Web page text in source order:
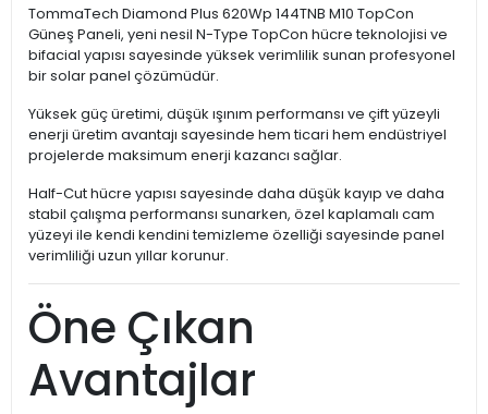
TommaTech Diamond Plus 620Wp 144TNB M10 TopCon
Güneş Paneli, yeni nesil N-Type TopCon hücre teknolojisi ve
bifacial yapısı sayesinde yüksek verimlilik sunan profesyonel
bir solar panel çözümüdür.
Yüksek güç üretimi, düşük ışınım performansı ve çift yüzeyli
enerji üretim avantajı sayesinde hem ticari hem endüstriyel
projelerde maksimum enerji kazancı sağlar.
Half-Cut hücre yapısı sayesinde daha düşük kayıp ve daha
stabil çalışma performansı sunarken, özel kaplamalı cam
yüzeyi ile kendi kendini temizleme özelliği sayesinde panel
verimliliği uzun yıllar korunur.
Öne Çıkan
Avantajlar